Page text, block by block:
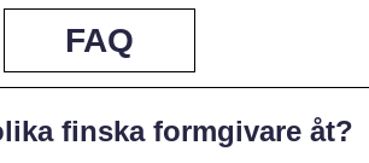
FAQ
finska formgivare åt?